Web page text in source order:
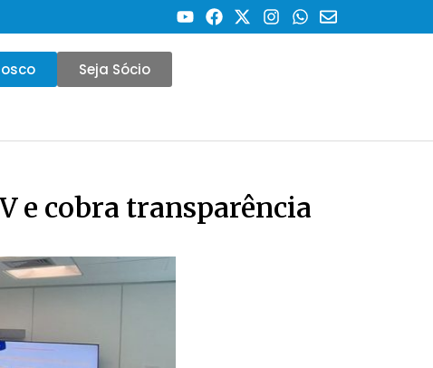
Seja Sócio
e cobra transparência